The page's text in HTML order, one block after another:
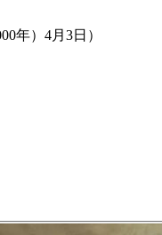
）4月3日）